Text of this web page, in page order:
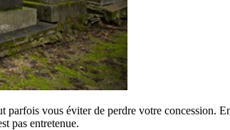
vous éviter de perdre votre concession.
pas entretenue.